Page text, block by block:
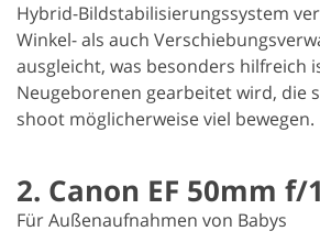
Hybrid-Bildstabilisierungssystem
Winkel- als auch
ausgleicht, was besonders hilfreich
Neugeborenen gearbeitet wird, die
shoot möglicherweise viel bewegen.
2. Canon EF 50mm f/
Für Außenaufnahmen von Babys